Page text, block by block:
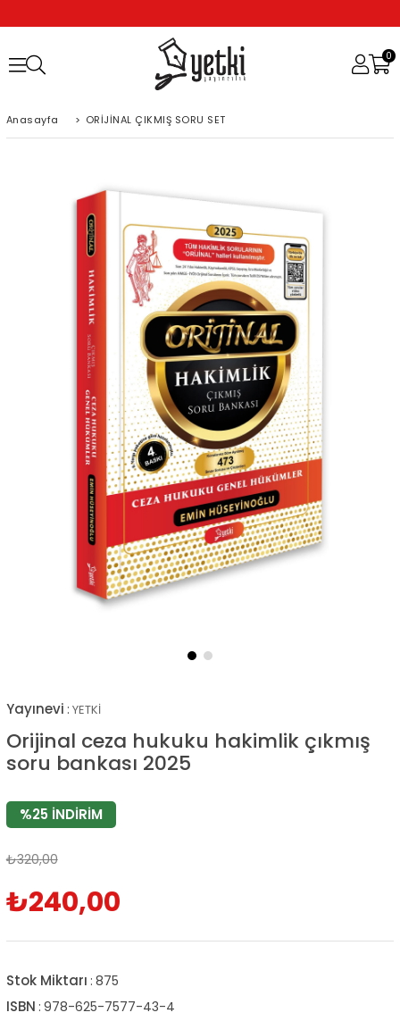
0
Anasayfa > ORİJİNAL ÇIKMIŞ SORU SET
Yayınevi : YETKİ
Orijinal ceza hukuku hakimlik çıkmış
soru bankası 2025
%25 İNDIRIM
₺320,00
₺240,00
Stok Miktarı : 875
ISBN : 978-625-7577-43-4